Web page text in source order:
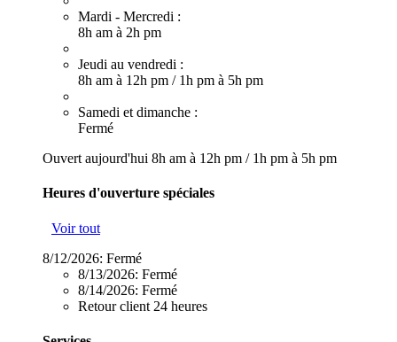
Mardi - Mercredi :
8h am à 2h pm
Jeudi au vendredi :
8h am à 12h pm / 1h pm à 5h pm
Samedi et dimanche :
Fermé
Ouvert aujourd'hui 8h am à 12h pm / 1h pm à 5h pm
Heures d'ouverture spéciales
Voir tout
8/12/2026: Fermé
8/13/2026: Fermé
8/14/2026: Fermé
Retour client 24 heures